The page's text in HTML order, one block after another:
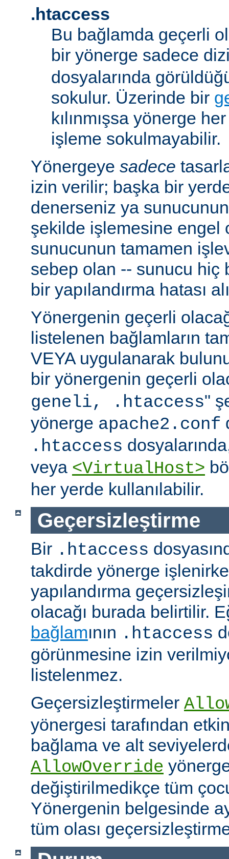
.htaccess
Bu bağlamda geçerli
bir yönerge sadece
dosyalarında
sokulur. Üzerinde bir
kılınmışsa yönerge
işleme sokulmayabilir.
Yönergeye sadece
izin verilir; başka bir
denerseniz ya
şekilde işlemesine engel
sunucunun tamamen
sebep olan -- sunucu hiç
bir yapılandırma hatası
Yönergenin geçerli
listelenen bağlamların
VEYA uygulanarak
bir yönergenin geçerli
geneli, .htaccess"
yönerge apache2.conf
.htaccess
veya <VirtualHost>
her yerde kullanılabilir.
Geçersizleştirme
Bir .htaccess
takdirde yönerge
yapılandırma
olacağı burada belirtilir.
bağlamının .htaccess
görünmesine izin
listelenmez.
Geçersizleştirmeler
yönergesi tarafından
bağlama ve alt
AllowOverride
değiştirilmedikçe tüm
Yönergenin belgesinde
tüm olası